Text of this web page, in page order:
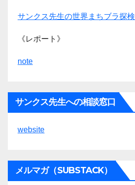
サンクス先生の世界まちブラ探検
《レポート》
note
サンクス先生への相談窓口
website
メルマガ（SUBSTACK）